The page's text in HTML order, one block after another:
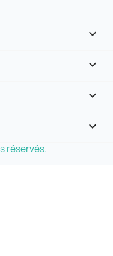



keyboard_arrow_down
réservés.